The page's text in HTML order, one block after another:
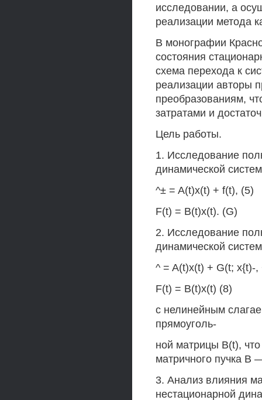
исследовании, а
реализации метода
В монографии
состояния
схема перехода к
реализации авторы
преобразованиям,
затратами и
Цель работы.
1. Исследование
динамической
^± = A(t)x(t) + f(t), (5)
F(t) = B(t)x(t). (G)
2. Исследование
динамической
^ = A(t)x(t) + G(t; x{t)-,
F(t) = B(t)x(t) (8)
с нелинейным
прямоуголь-
ной матрицы B(t),
матричного пучка
3. Анализ влияния
нестационарной